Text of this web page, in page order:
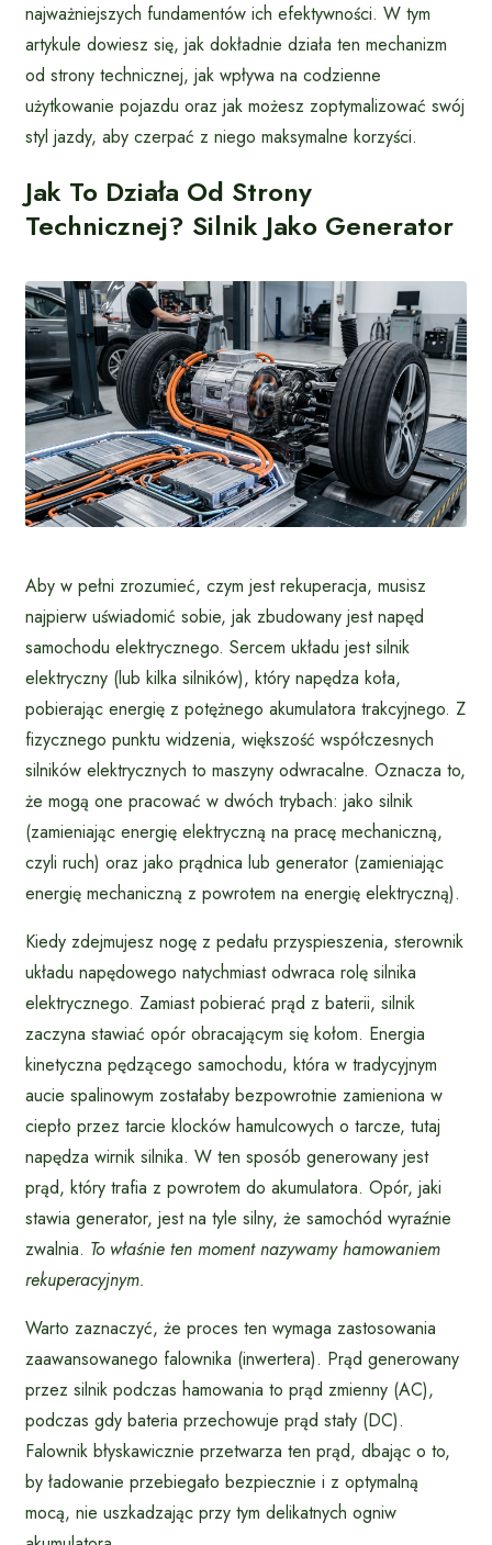
najważniejszych fundamentów ich efektywności. W tym
artykule dowiesz się, jak dokładnie działa ten mechanizm
od strony technicznej, jak wpływa na codzienne
użytkowanie pojazdu oraz jak możesz zoptymalizować swój
styl jazdy, aby czerpać z niego maksymalne korzyści.
Jak To Działa Od Strony
Technicznej? Silnik Jako Generator
Aby w pełni zrozumieć, czym jest rekuperacja, musisz
najpierw uświadomić sobie, jak zbudowany jest napęd
samochodu elektrycznego. Sercem układu jest silnik
elektryczny (lub kilka silników), który napędza koła,
pobierając energię z potężnego akumulatora trakcyjnego. Z
fizycznego punktu widzenia, większość współczesnych
silników elektrycznych to maszyny odwracalne. Oznacza to,
że mogą one pracować w dwóch trybach: jako silnik
(zamieniając energię elektryczną na pracę mechaniczną,
czyli ruch) oraz jako prądnica lub generator (zamieniając
energię mechaniczną z powrotem na energię elektryczną).
Kiedy zdejmujesz nogę z pedału przyspieszenia, sterownik
układu napędowego natychmiast odwraca rolę silnika
elektrycznego. Zamiast pobierać prąd z baterii, silnik
zaczyna stawiać opór obracającym się kołom. Energia
kinetyczna pędzącego samochodu, która w tradycyjnym
aucie spalinowym zostałaby bezpowrotnie zamieniona w
ciepło przez tarcie klocków hamulcowych o tarcze, tutaj
napędza wirnik silnika. W ten sposób generowany jest
prąd, który trafia z powrotem do akumulatora. Opór, jaki
stawia generator, jest na tyle silny, że samochód wyraźnie
zwalnia. To właśnie ten moment nazywamy hamowaniem
rekuperacyjnym.
Warto zaznaczyć, że proces ten wymaga zastosowania
zaawansowanego falownika (inwertera). Prąd generowany
przez silnik podczas hamowania to prąd zmienny (AC),
podczas gdy bateria przechowuje prąd stały (DC).
Falownik błyskawicznie przetwarza ten prąd, dbając o to,
by ładowanie przebiegało bezpiecznie i z optymalną
mocą, nie uszkadzając przy tym delikatnych ogniw